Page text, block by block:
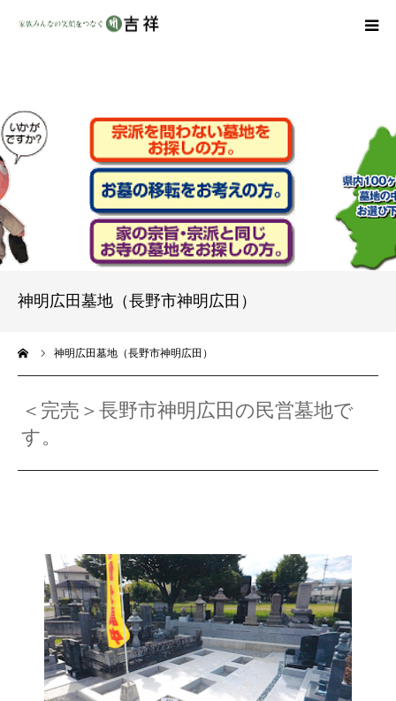
神明広田墓地（長野市神明広田）
神明広田墓地（長野市神明広田）
＜完売＞長野市神明広田の民営墓地で
す。
商品ラインナップ
墓地・霊園を探す
吉祥の特徴